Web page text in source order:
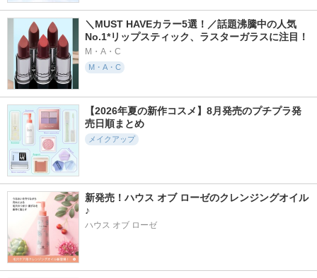
＼MUST HAVEカラー5選！／話題沸騰中の人気
No.1*リップスティック、ラスターガラスに注目！
M・A・C
M・A・C
【2026年夏の新作コスメ】8月発売のプチプラ発
売日順まとめ
メイクアップ
新発売！ハウス オブ ローゼのクレンジングオイル
♪
ハウス オブ ローゼ